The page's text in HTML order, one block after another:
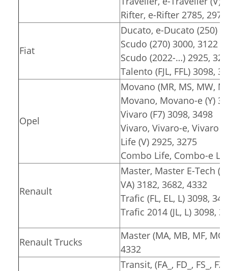
Rifter, e-Rifter 2785, 2975
Fiat
Ducato, e-Ducato (250)
Scudo (270) 3000, 3122
Scudo (2022-…) 2925,
Talento (FJL, FFL) 3098,
Opel
Movano (MR, MS, MW,
Movano, Movano-e (Y)
Vivaro (F7) 3098, 3498
Vivaro, Vivaro-e, Vivaro
Life (V) 2925, 3275
Combo Life, Combo-e
Renault
Master, Master E-Tech
VA) 3182, 3682, 4332
Trafic (FL, EL, L) 3098,
Trafic 2014 (JL, L) 3098,
Renault Trucks
Master (MA, MB, MF,
4332
Transit, (FA_, FD_, FS_,